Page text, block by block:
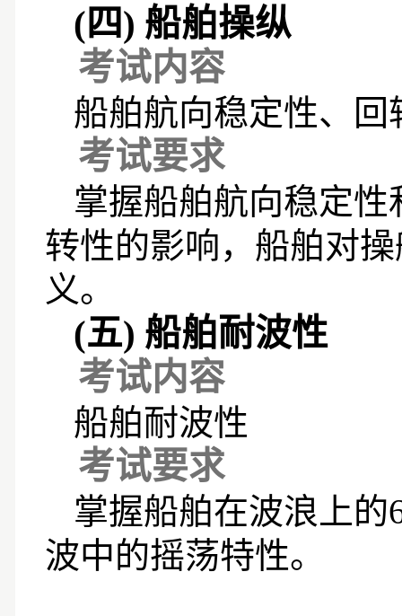
(四) 船舶操纵
考试内容
船舶航向稳定性、回
考试要求
掌握船舶航向稳定
转性的影响，船舶对
义。
(五) 船舶耐波性
考试内容
船舶耐波性
考试要求
掌握船舶在波浪上的
波中的摇荡特性。